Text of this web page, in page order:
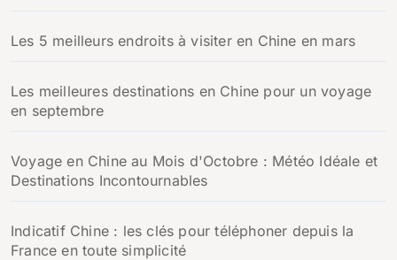
Les 5 meilleurs endroits à visiter en Chine en mars
Les meilleures destinations en Chine pour un voyage
en septembre
Voyage en Chine au Mois d'Octobre : Météo Idéale et
Destinations Incontournables
Indicatif Chine : les clés pour téléphoner depuis la
France en toute simplicité